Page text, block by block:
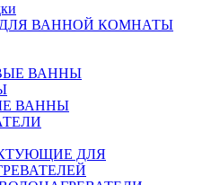
ВАННОЙ КОМНАТЫ
ВАННЫ
ВАННЫ
ДЛЯ